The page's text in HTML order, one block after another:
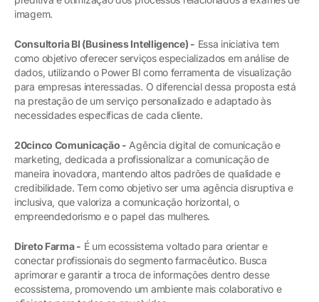
imagem.
Consultoria BI (Business Intelligence) - Essa iniciativa tem
como objetivo oferecer serviços especializados em análise de
dados, utilizando o Power BI como ferramenta de visualização
para empresas interessadas. O diferencial dessa proposta está
na prestação de um serviço personalizado e adaptado às
necessidades específicas de cada cliente.
20cinco Comunicação - Agência digital de comunicação e
marketing, dedicada a profissionalizar a comunicação de
maneira inovadora, mantendo altos padrões de qualidade e
credibilidade. Tem como objetivo ser uma agência disruptiva e
inclusiva, que valoriza a comunicação horizontal, o
empreendedorismo e o papel das mulheres.
Direto Farma - É um ecossistema voltado para orientar e
conectar profissionais do segmento farmacêutico. Busca
aprimorar e garantir a troca de informações dentro desse
ecossistema, promovendo um ambiente mais colaborativo e